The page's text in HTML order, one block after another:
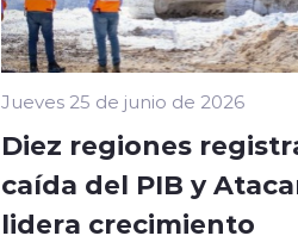
Jueves 25 de junio de 2026
Diez regiones
caída del PIB y
lidera crecimiento